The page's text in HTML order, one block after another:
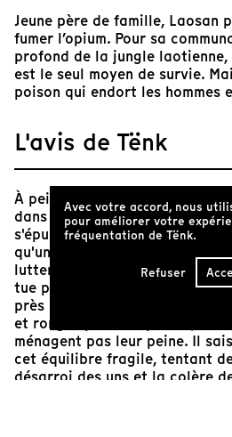
Jeune père de famille, Laosan
fumer l’opium. Pour sa
profond de la jungle laotienne,
est le seul moyen de survie.
poison qui endort les hommes
L'avis de Tënk
À peine sorti de l'adolescence,
dans les vapeurs de l'opium,
s'épuise aux travaux des
qu'une poignée de paysans
luttent pour continuer à
tue pourtant peu à peu.
près les corps des hommes
et rongés par les opiacés, et
ménagent pas leur peine. Il
cet équilibre fragile, tentant
désarroi des uns et la colère
Avec votre accord, nous
pour améliorer votre
fréquentation de Tënk.
Refuser